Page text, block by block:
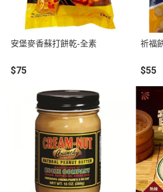
安堡麥香蘇打餅乾-全素
$75
祈福
$55